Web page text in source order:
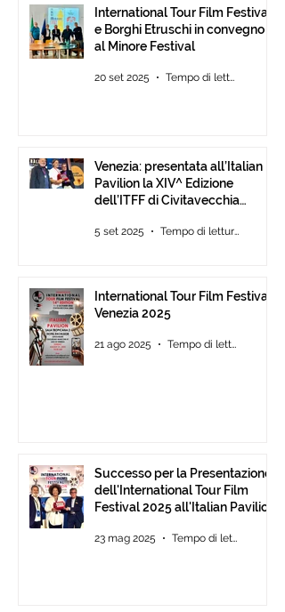
International Tour Film Festival
e Borghi Etruschi in convegno
al Minore Festival
20 set 2025 Tempo di lettura: 1 min
Venezia: presentata all’Italian
Pavilion la XIV^ Edizione
dell’ITFF di Civitavecchia
Award 2025
5 set 2025 Tempo di lettura: 3 min
International Tour Film Festival
Venezia 2025
21 ago 2025 Tempo di lettura: 3 min
Successo per la Presentazione
dell'International Tour Film
Festival 2025 all'Italian Pavilion
23 mag 2025 Tempo di lettura: 2 min